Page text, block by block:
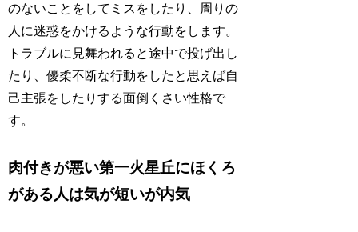
のないことをしてミスをしたり、周りの
人に迷惑をかけるような行動をします。
トラブルに見舞われると途中で投げ出し
たり、優柔不断な行動をしたと思えば自
己主張をしたりする面倒くさい性格で
す。
肉付きが悪い第一火星丘にほくろ
がある人は気が短いが内気